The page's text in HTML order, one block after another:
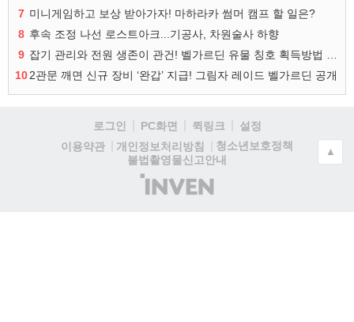
7 미니게임하고 보상 받아가자! 마하라카 썸머 캠프 할 일은?
8 후속 조정 나선 로스트아크...기공사, 차원술사 하향
9
102관문 깨면 신규 장비 ‘완갑’ 지급! 그림자 레이드 벨가르딘 공개
로그인 PC화면 퀵링크
설정
이용약관
개인정보처리방침
청소년보호정책
불법촬영물신고안내
(주)
인
▲